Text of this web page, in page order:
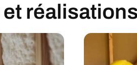
réalisations